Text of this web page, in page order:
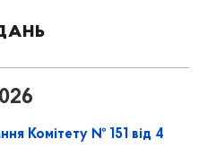
Комітету № 151 від 4